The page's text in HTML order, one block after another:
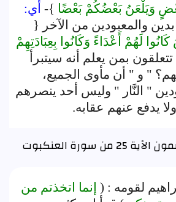
وَيَلْعَنُ بَعْضُكُمْ بَعْضًا }- أي:
والمعبودين من الآخر {
لَهُمْ أَعْدَاءً وَكَانُوا بِعِبَادَتِهِمْ
بمن يعلم أنه سيتبرأ
" و " أن مأوى الجميع،
" النَّار " وليس أحد ينصرهم
يدفع عنهم عقابه.
25 من سورة العنكبوت
لقومه : ( إنما اتخذتم من